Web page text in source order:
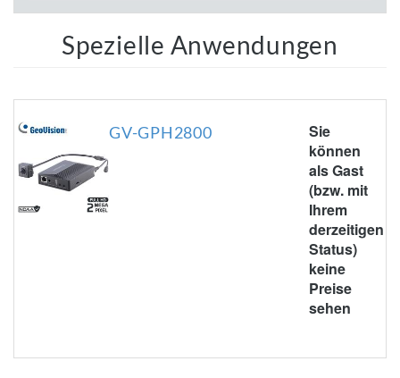
Spezielle Anwendungen
GV-GPH2800
Sie
können
als Gast
(bzw. mit
Ihrem
derzeitigen
Status)
keine
Preise
sehen